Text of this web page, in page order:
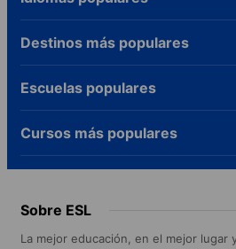
Destinos más populares
Escuelas populares
Cursos más populares
Sobre ESL
La mejor educación, en el mejor lugar